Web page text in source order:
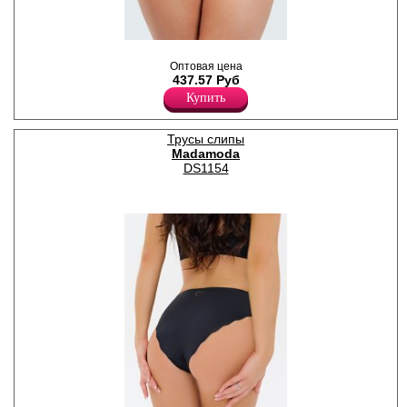
высококачественного
полиамидного полотна, со
средней линией талии.
Задняя и боковые части
выполнены из кружевного
полотна. Модель незаметна
под облегающей одеждой.
Трусики – важная часть
гардероба женщины в
женщины и помогает ей
обрести уверенность в
собственной
привлекательности.
Качественное и красивое
нижнее бельё делает любую
женщину увереннее в себе и
обеспечивает комфорт на
весь день.
Полиамид 80%
Эластан 20%
Оптовая цена
437.57 Руб
Купить
Трусы слипы
Madamoda
DS1154